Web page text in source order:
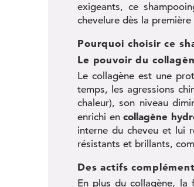
exigeants, ce
chevelure dès la
Pourquoi choisir ce
Le pouvoir du
Le collagène est une
temps, les agressions
chaleur), son niveau
enrichi encollagène
interne du cheveu et lui
résistants et brillants,
Des actifs
En plus du collagène, la